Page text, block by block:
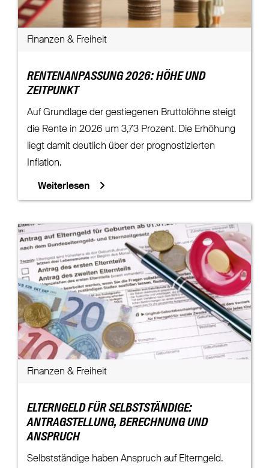
Finanzen & Freiheit
RENTENANPASSUNG 2026: HÖHE UND
ZEITPUNKT
Auf Grundlage der gestiegenen Bruttolöhne steigt
die Rente in 2026 um 3,73 Prozent. Die Erhöhung
liegt damit deutlich über der prognostizierten
Inflation.
Weiterlesen
Finanzen & Freiheit
ELTERNGELD FÜR SELBSTSTÄNDIGE:
ANTRAGSTELLUNG, BERECHNUNG UND
ANSPRUCH
Selbstständige haben Anspruch auf Elterngeld.